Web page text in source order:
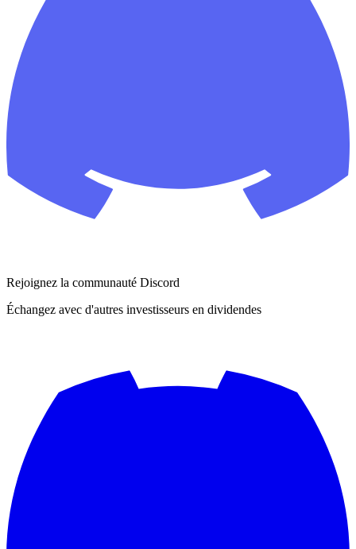
Rejoignez la communauté Discord
Échangez avec d'autres investisseurs en dividendes